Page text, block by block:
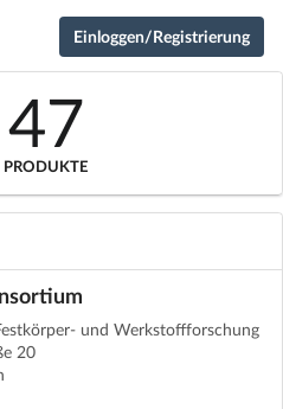
Einloggen/Registrierung
47
PRODUKTE
und Werkstoffforschung
20